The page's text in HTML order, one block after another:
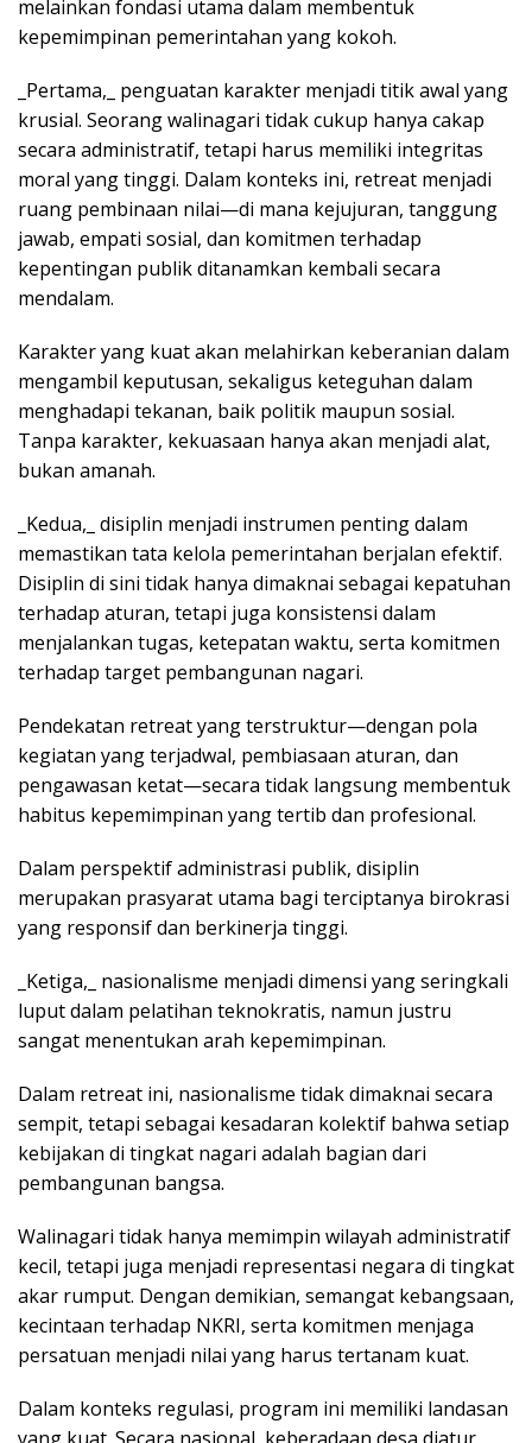
melainkan fondasi utama dalam membentuk
kepemimpinan pemerintahan yang kokoh.
_Pertama,_ penguatan karakter menjadi titik awal yang
krusial. Seorang walinagari tidak cukup hanya cakap
secara administratif, tetapi harus memiliki integritas
moral yang tinggi. Dalam konteks ini, retreat menjadi
ruang pembinaan nilai—di mana kejujuran, tanggung
jawab, empati sosial, dan komitmen terhadap
kepentingan publik ditanamkan kembali secara
mendalam.
Karakter yang kuat akan melahirkan keberanian dalam
mengambil keputusan, sekaligus keteguhan dalam
menghadapi tekanan, baik politik maupun sosial.
Tanpa karakter, kekuasaan hanya akan menjadi alat,
bukan amanah.
_Kedua,_ disiplin menjadi instrumen penting dalam
memastikan tata kelola pemerintahan berjalan efektif.
Disiplin di sini tidak hanya dimaknai sebagai kepatuhan
terhadap aturan, tetapi juga konsistensi dalam
menjalankan tugas, ketepatan waktu, serta komitmen
terhadap target pembangunan nagari.
Pendekatan retreat yang terstruktur—dengan pola
kegiatan yang terjadwal, pembiasaan aturan, dan
pengawasan ketat—secara tidak langsung membentuk
habitus kepemimpinan yang tertib dan profesional.
Dalam perspektif administrasi publik, disiplin
merupakan prasyarat utama bagi terciptanya birokrasi
yang responsif dan berkinerja tinggi.
_Ketiga,_ nasionalisme menjadi dimensi yang seringkali
luput dalam pelatihan teknokratis, namun justru
sangat menentukan arah kepemimpinan.
Dalam retreat ini, nasionalisme tidak dimaknai secara
sempit, tetapi sebagai kesadaran kolektif bahwa setiap
kebijakan di tingkat nagari adalah bagian dari
pembangunan bangsa.
Walinagari tidak hanya memimpin wilayah administratif
kecil, tetapi juga menjadi representasi negara di tingkat
akar rumput. Dengan demikian, semangat kebangsaan,
kecintaan terhadap NKRI, serta komitmen menjaga
persatuan menjadi nilai yang harus tertanam kuat.
Dalam konteks regulasi, program ini memiliki landasan